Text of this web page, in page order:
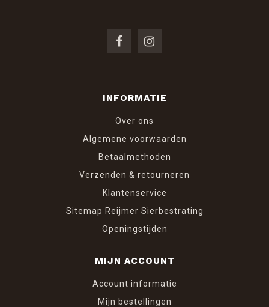
INFORMATIE
Over ons
Algemene voorwaarden
Betaalmethoden
Verzenden & retourneren
Klantenservice
Sitemap Reijmer Sierbestrating
Openingstijden
MIJN ACCOUNT
Account informatie
Mijn bestellingen